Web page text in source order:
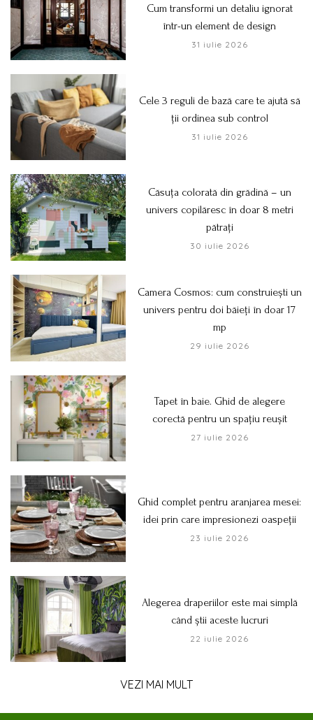
Cum transformi un detaliu ignorat
într-un element de design
31 iulie 2026
Cele 3 reguli de bază care te ajută să
ții ordinea sub control
31 iulie 2026
Căsuța colorată din grădină – un
univers copilăresc în doar 8 metri
pătrați
30 iulie 2026
Camera Cosmos: cum construiești un
univers pentru doi băieți în doar 17
mp
29 iulie 2026
Tapet în baie. Ghid de alegere
corectă pentru un spațiu reușit
27 iulie 2026
Ghid complet pentru aranjarea mesei:
idei prin care impresionezi oaspeții
23 iulie 2026
Alegerea draperiilor este mai simplă
când știi aceste lucruri
22 iulie 2026
VEZI MAI MULT